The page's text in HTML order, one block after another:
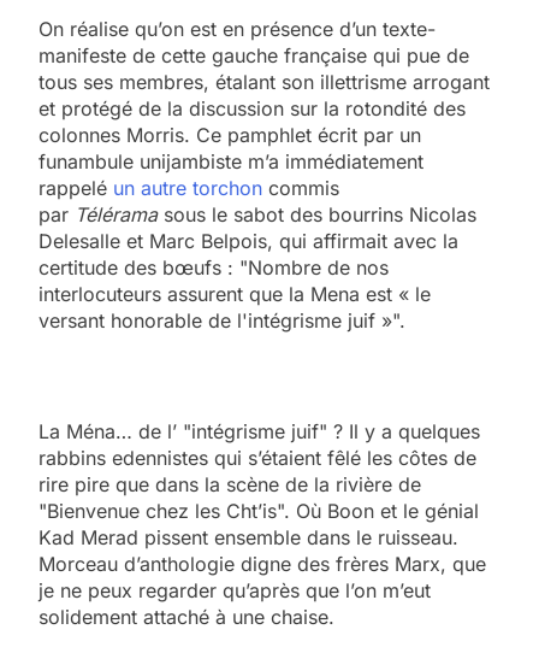
On réalise qu’on est en présence d’un texte-
manifeste de cette gauche française qui pue de
tous ses membres, étalant son illettrisme arrogant
et protégé de la discussion sur la rotondité des
colonnes Morris. Ce pamphlet écrit par un
funambule unijambiste m’a immédiatement
rappelé un autre torchon commis
par Téléramasous le sabot des bourrins Nicolas
Delesalle et Marc Belpois, qui affirmait avec la
certitude des bœufs : "Nombre de nos
interlocuteurs assurent que la Mena est « le
versant honorable de l'intégrisme juif »".
La Ména… de l’ "intégrisme juif" ? Il y a quelques
rabbins edennistes qui s’étaient fêlé les côtes de
rire pire que dans la scène de la rivière de
"Bienvenue chez les Cht’is". Où Boon et le génial
Kad Merad pissent ensemble dans le ruisseau.
Morceau d’anthologie digne des frères Marx, que
je ne peux regarder qu’après que l’on m’eut
solidement attaché à une chaise.